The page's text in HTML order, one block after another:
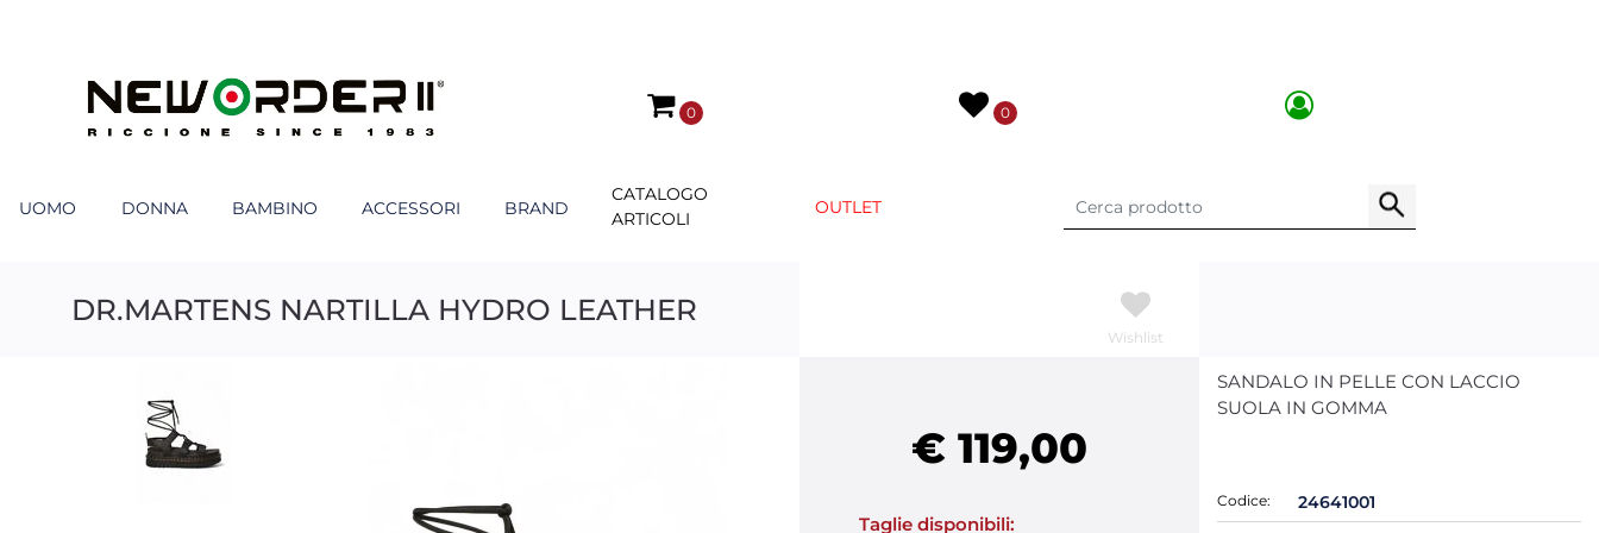
0 0
UOMO DONNA BAMBINO ACCESSORI BRAND
CATALOGO
ARTICOLI
OUTLET
DR.MARTENS NARTILLA HYDRO LEATHER
Wishlist
€ 119,00
Taglie disponibili:
SANDALO IN PELLE CON LACCIO
SUOLA IN GOMMA
Codice: 24641001